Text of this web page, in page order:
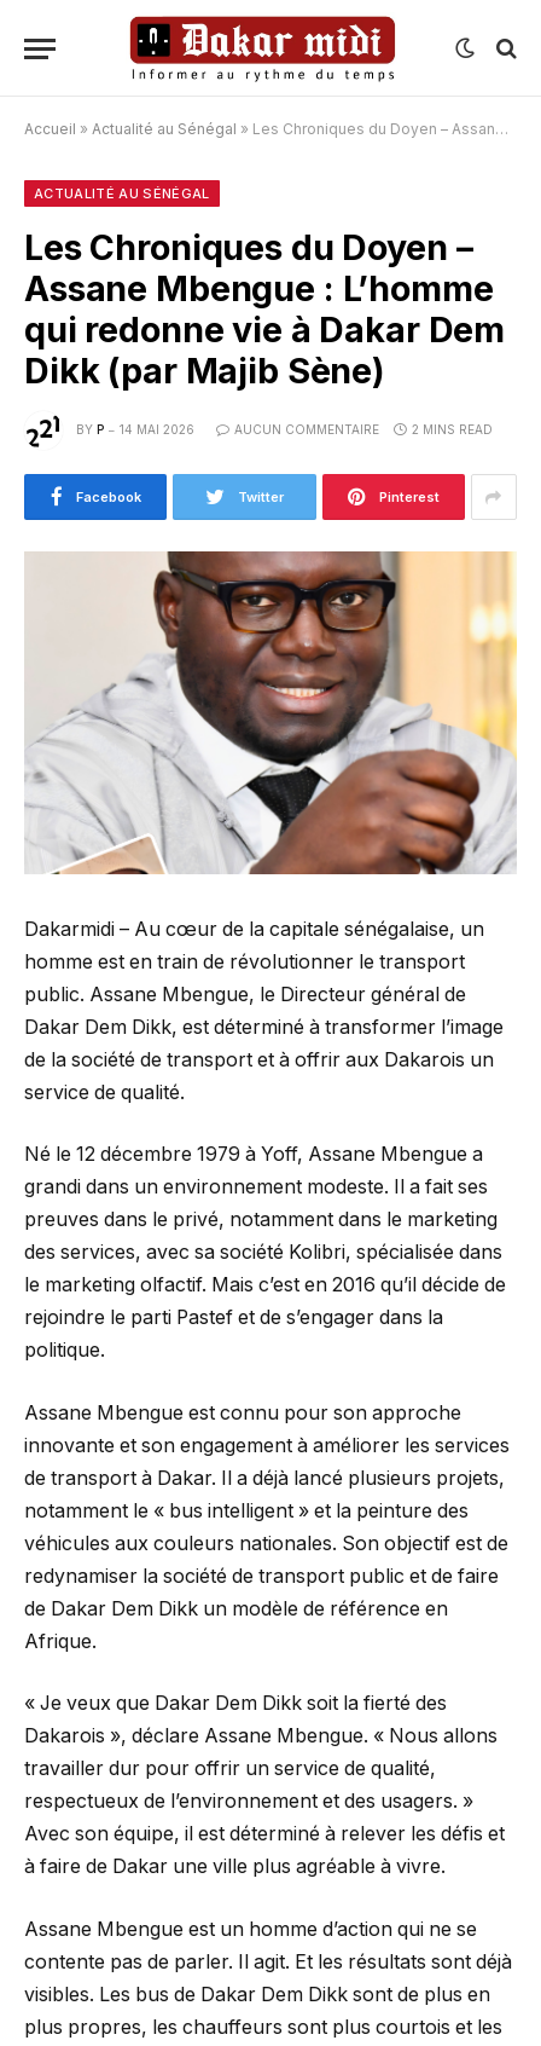
Accueil » Actualité au Sénégal » Les Chroniques du Doyen – Assane Mbengue : L’homme qui redonne vie à Dakar Dem Dikk (par Majib Sène)
ACTUALITÉ AU SÉNÉGAL
Les Chroniques du Doyen –
Assane Mbengue : L’homme
qui redonne vie à Dakar Dem
Dikk (par Majib Sène)
BY P 14 MAI 2026 AUCUN COMMENTAIRE 2 MINS READ
Facebook Twitter Pinterest
Dakarmidi – Au cœur de la capitale sénégalaise, un
homme est en train de révolutionner le transport
public. Assane Mbengue, le Directeur général de
Dakar Dem Dikk, est déterminé à transformer l’image
de la société de transport et à offrir aux Dakarois un
service de qualité.
Né le 12 décembre 1979 à Yoff, Assane Mbengue a
grandi dans un environnement modeste. Il a fait ses
preuves dans le privé, notamment dans le marketing
des services, avec sa société Kolibri, spécialisée dans
le marketing olfactif. Mais c’est en 2016 qu’il décide de
rejoindre le parti Pastef et de s’engager dans la
politique.
Assane Mbengue est connu pour son approche
innovante et son engagement à améliorer les services
de transport à Dakar. Il a déjà lancé plusieurs projets,
notamment le « bus intelligent » et la peinture des
véhicules aux couleurs nationales. Son objectif est de
redynamiser la société de transport public et de faire
de Dakar Dem Dikk un modèle de référence en
Afrique.
« Je veux que Dakar Dem Dikk soit la fierté des
Dakarois », déclare Assane Mbengue. « Nous allons
travailler dur pour offrir un service de qualité,
respectueux de l’environnement et des usagers. »
Avec son équipe, il est déterminé à relever les défis et
à faire de Dakar une ville plus agréable à vivre.
Assane Mbengue est un homme d’action qui ne se
contente pas de parler. Il agit. Et les résultats sont déjà
visibles. Les bus de Dakar Dem Dikk sont de plus en
plus propres, les chauffeurs sont plus courtois et les